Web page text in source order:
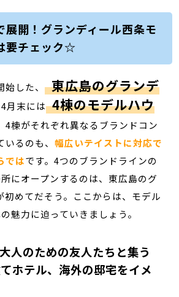
展開！グランディール西条モ
要チェック☆
始した、 東広島のグランデ
月末には 4棟のモデルハウ
4棟がそれぞれ異なるブランドコン
いるのも、幅広いテイストに対応で
ではです。4つのブランドラインの
にオープンするのは、東広島のグ
初めてだそう。ここからは、モデル
魅力に迫っていきましょう。
人のための友人たちと集う
ホテル、海外の邸宅をイメ